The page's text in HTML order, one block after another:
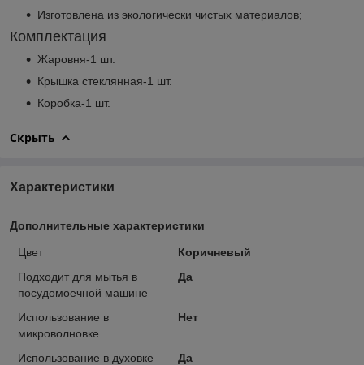
Изготовлена из экологически чистых материалов;
Комплектация:
Жаровня-1 шт.
Крышка стеклянная-1 шт.
Коробка-1 шт.
Скрыть
Характеристики
Дополнительные характеристики
Цвет
Коричневый
Подходит для мытья в
посудомоечной машине
Да
Использование в
микроволновке
Нет
Использование в духовке
Да